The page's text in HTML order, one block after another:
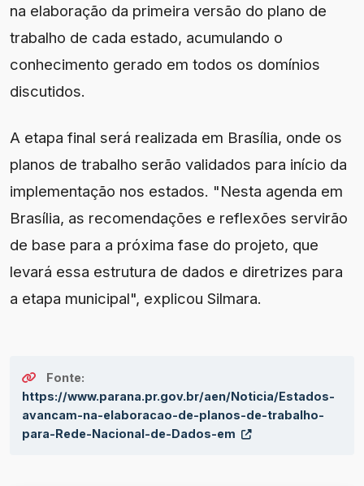
na elaboração da primeira versão do plano de
trabalho de cada estado, acumulando o
conhecimento gerado em todos os domínios
discutidos.
A etapa final será realizada em Brasília, onde os
planos de trabalho serão validados para início da
implementação nos estados. "Nesta agenda em
Brasília, as recomendações e reflexões servirão
de base para a próxima fase do projeto, que
levará essa estrutura de dados e diretrizes para
a etapa municipal", explicou Silmara.
Fonte:
https://www.parana.pr.gov.br/aen/Noticia/Estados-
avancam-na-elaboracao-de-planos-de-trabalho-
para-Rede-Nacional-de-Dados-em